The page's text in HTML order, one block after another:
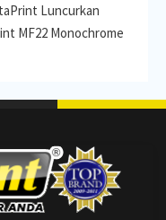
Luncurkan
MF22 Monochrome